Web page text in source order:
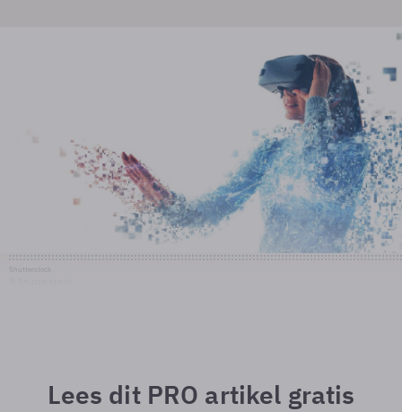
Lees dit PRO artikel gratis